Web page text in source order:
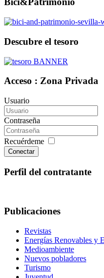
Descubre el tesoro
Acceso : Zona Privada
Usuario
Contraseña
Recuérdeme
Conectar
Perfil del contratante
Publicaciones
Revistas
Energías Renovables y
Medioambiente
Nuevos pobladores
Turismo